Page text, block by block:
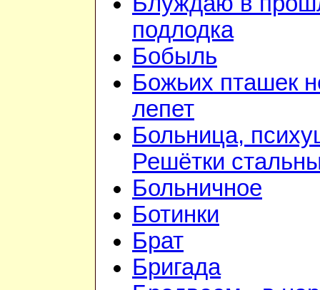
подлодка
Бобыль
Божьих пташек
лепет
Больница,
Решётки
Больничное
Ботинки
Брат
Бригада